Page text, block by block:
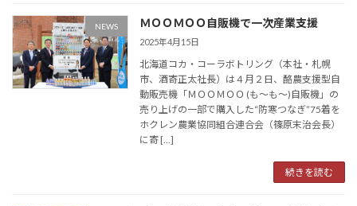
NEWS ＭＯＯＭＯＯ自販機で一次産業支援
2025年4月15日
北海道コカ・コーラボトリング（本社・札幌
市、酒寄正太社長）は４月２日、酪農支援型自
動販売機「ＭＯＯＭＯＯ (も～も～)自販機」の
売り上げの一部で購入した“防寒つなぎ”75着を
ホクレン農業協同組合連合会（篠原末治会長）
に寄 […]
続きを読む